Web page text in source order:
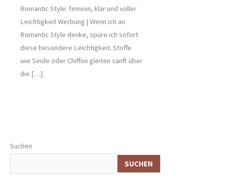
Suchen
SUCHEN
Romantic Style: feminin, klar und voller
Leichtigkeit Werbung | Wenn ich an
Romantic Style denke, spüre ich sofort
diese besondere Leichtigkeit. Stoffe
wie Seide oder Chiffon gleiten sanft über
die […]